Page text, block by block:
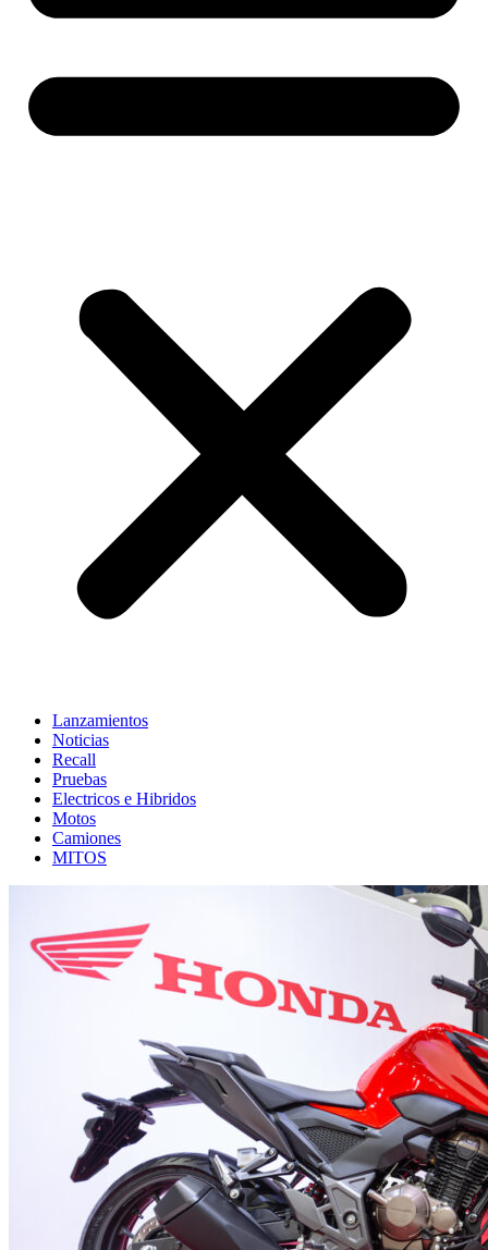
Lanzamientos
Noticias
Recall
Pruebas
Electricos e Hibridos
Motos
Camiones
MITOS